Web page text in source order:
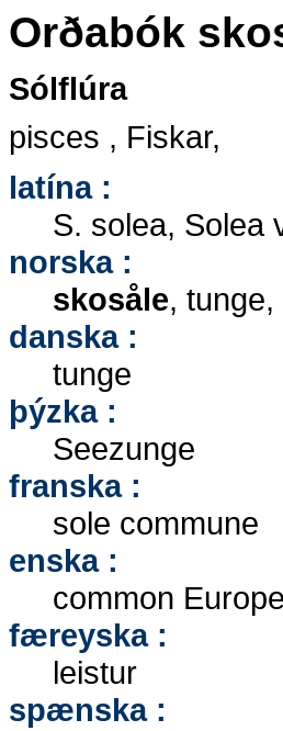
Orðabók
Sólflúra
pisces , Fiskar,
latína :
S. solea, Solea
norska :
skosåle,
danska :
tunge
þýzka :
Seezunge
franska :
sole commune
enska :
common
færeyska :
leistur
spænska :